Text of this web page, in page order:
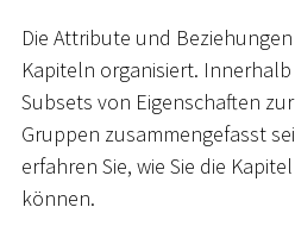
Die Attribute und
Kapiteln organisiert.
Subsets von Eigenschaften
Gruppen zusammengefasst
erfahren Sie, wie Sie die
können.